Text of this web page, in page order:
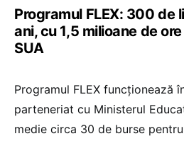
Programul FLEX: 300 de
ani, cu 1,5 milioane de
SUA
Programul FLEX funcționează
parteneriat cu Ministerul
medie circa 30 de burse